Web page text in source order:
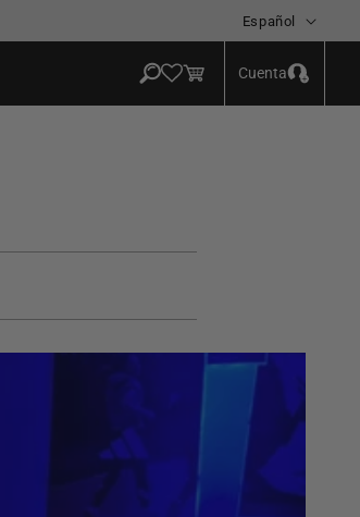
Español
Carrito Cuenta
Iniciar
sesión